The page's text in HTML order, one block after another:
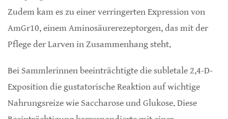
Zudem kam es zu einer verringerten Expression von
AmGr10, einem Aminosäurerezeptorgen, das mit der
Pflege der Larven in Zusammenhang steht.
Bei Sammlerinnen beeinträchtigte die subletale 2,4-D-
Exposition die gustatorische Reaktion auf wichtige
Nahrungsreize wie Saccharose und Glukose. Diese